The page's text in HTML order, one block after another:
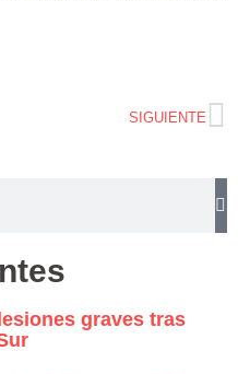
SIGUIENTE
graves tras